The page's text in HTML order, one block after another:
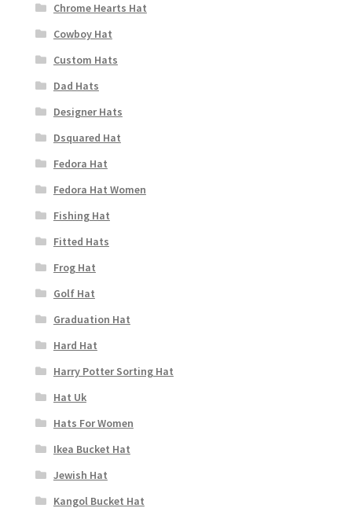
Chrome Hearts Hat
Cowboy Hat
Custom Hats
Dad Hats
Designer Hats
Dsquared Hat
Fedora Hat
Fedora Hat Women
Fishing Hat
Fitted Hats
Frog Hat
Golf Hat
Graduation Hat
Hard Hat
Harry Potter Sorting Hat
Hat Uk
Hats For Women
Ikea Bucket Hat
Jewish Hat
Kangol Bucket Hat